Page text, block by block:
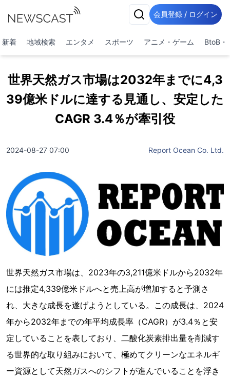
会員登録 / ログイン
新着 地域検索 エンタメ スポーツ アニメ・ゲーム BtoB・
世界天然ガス市場は2032年までに4,3
39億米ドルに達する見通し、安定した
CAGR 3.4％が牽引役
2024-08-27 07:00 Report Ocean Co. Ltd.
世界天然ガス市場は、2023年の3,211億米ドルから2032年
には推定4,339億米ドルへと売上高が増加すると予測さ
れ、大きな成長を遂げようとしている。この成長は、2024
年から2032年までの年平均成長率（CAGR）が3.4％と安
定していることを表しており、二酸化炭素排出量を削減す
る世界的な取り組みにおいて、極めてクリーンなエネルギ
ー資源として天然ガスへのシフトが進んでいることを浮き